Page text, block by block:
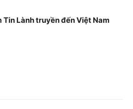
Tin Lành truyền đến Việt Nam